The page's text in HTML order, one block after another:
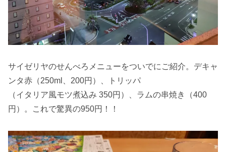
サイゼリヤのせんべろメニューをついでにご紹介。デキャ
ンタ赤（250ml、200円）、トリッパ
（イタリア風モツ煮込み 350円）、ラムの串焼き（400
円）。これで驚異の950円！！